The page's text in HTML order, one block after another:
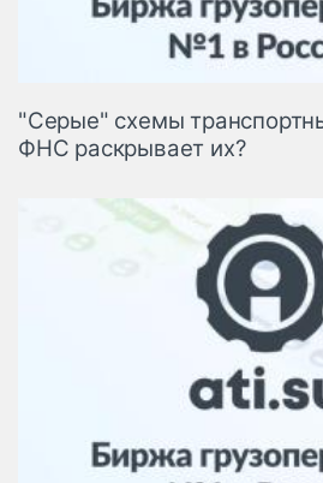
"Серые" схемы
ФНС раскрывает их?